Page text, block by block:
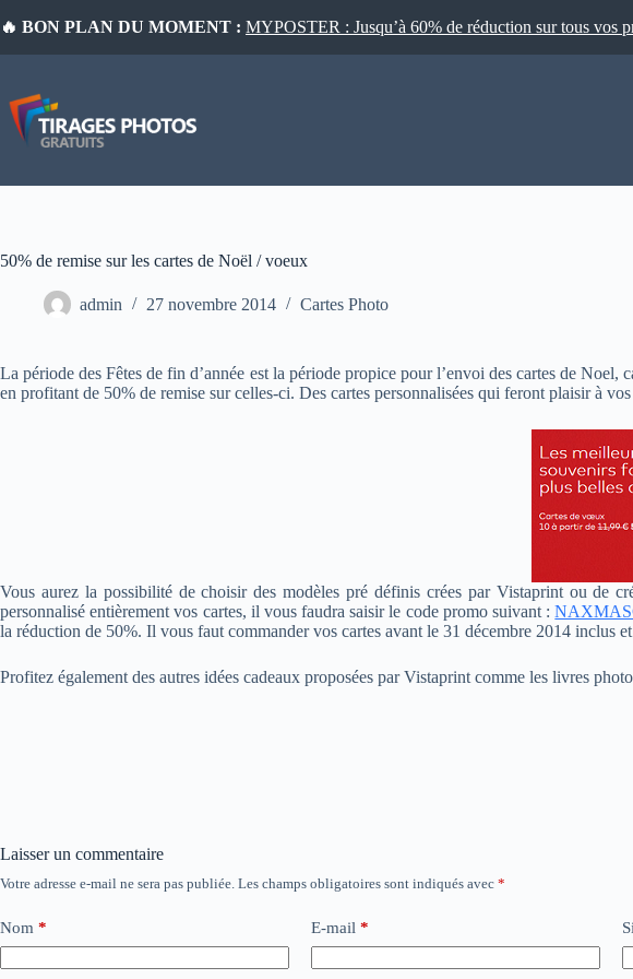
au
🔥 BON PLAN DU MOMENT : MYPOSTER : Jusqu’à 60% de réduction sur tous vos
50% de remise sur les cartes de Noël / voeux
admin 27 novembre 2014 Cartes Photo
La période des Fêtes de fin d’année est la période propice pour l’envoi des cartes de
en profitant de 50% de remise sur celles-ci. Des cartes personnalisées qui feront plaisir à
Vous aurez la possibilité de choisir des modèles pré définis crées par Vistaprint ou de
personnalisé entièrement vos cartes, il vous faudra saisir le code promo suivant :
la réduction de 50%. Il vous faut commander vos cartes avant le 31 décembre 2014 inclus
Profitez également des autres idées cadeaux proposées par Vistaprint comme les livres
Laisser un commentaire
Votre adresse e-mail ne sera pas publiée. Les champs obligatoires sont indiqués avec *
Nom * E-mail *